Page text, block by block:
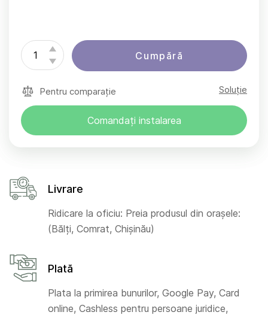
Cumpără
Pentru comparație Soluție
Comandați instalarea
Livrare
Ridicare la oficiu: Preia produsul din orașele:
(Bălți, Comrat, Chișinău)
Plată
Plata la primirea bunurilor, Google Pay, Card
online, Cashless pentru persoane juridice,